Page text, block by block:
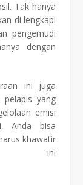
Tak hanya
di lengkapi
pengemudi
dengan
ini juga
yang
emisi
Anda bisa
khawatir
ini